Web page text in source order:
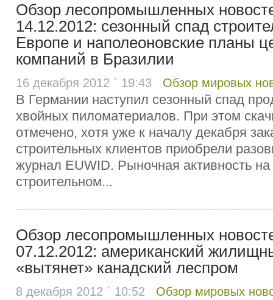
Обзор лесопромышленных
14.12.2012: сезонный спад
Европе и наполеоновские планы
компаний в Бразилии
16 декабря 2012 ` 19:43 Обзор мировых
В Германии наступил сезонный спад
хвойных пиломатериалов. При этом
отмечено, хотя уже к началу декабря
строительных клиентов приобрели
журнал EUWID. Рыночная активность
строительном...
Обзор лесопромышленных
07.12.2012: американский
«вытянет» канадский леспром
8 декабря 2012 ` 10:52 Обзор мировых